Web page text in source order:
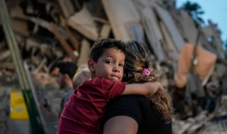
en su transición hacia un ERP más ágil,
que combinan automatización e
ERP más ágil, seguro,
sea simple, rápida y sin perder valor.